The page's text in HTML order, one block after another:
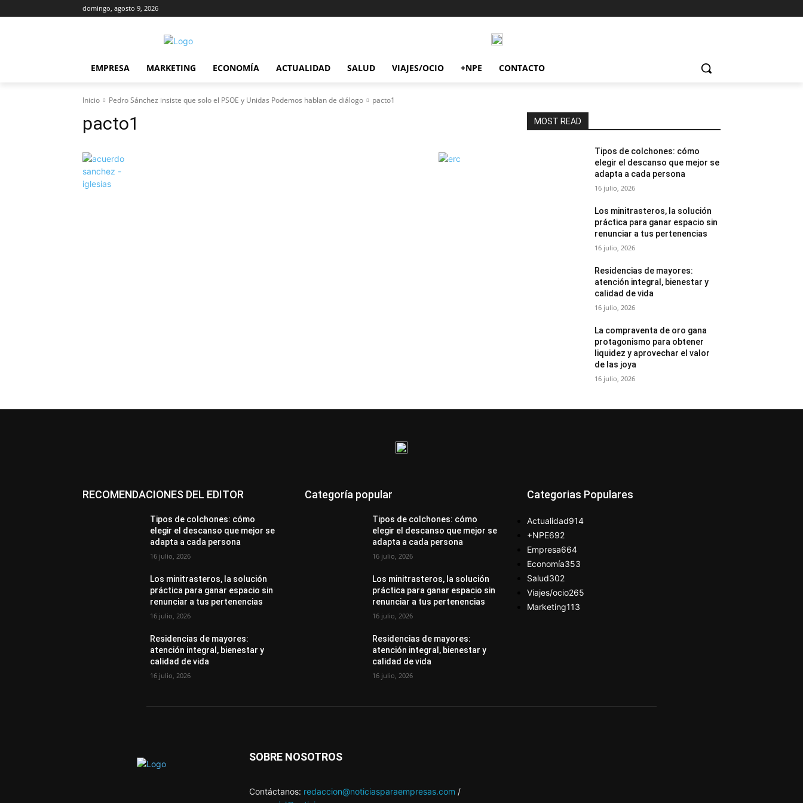
domingo, agosto 9, 2026
EMPRESA MARKETING ECONOMÍA ACTUALIDAD SALUD VIAJES/OCIO +NPE CONTACTO
Inicio Pedro Sánchez insiste que solo el PSOE y Unidas Podemos hablan de diálogo pacto1
pacto1 MOST READ
Tipos de colchones: cómo
elegir el descanso que mejor se
adapta a cada persona
16 julio, 2026
Los minitrasteros, la solución
práctica para ganar espacio sin
renunciar a tus pertenencias
16 julio, 2026
Residencias de mayores:
atención integral, bienestar y
calidad de vida
16 julio, 2026
La compraventa de oro gana
protagonismo para obtener
liquidez y aprovechar el valor
de las joya
16 julio, 2026
RECOMENDACIONES DEL EDITOR
Tipos de colchones: cómo
elegir el descanso que mejor se
adapta a cada persona
16 julio, 2026
Los minitrasteros, la solución
práctica para ganar espacio sin
renunciar a tus pertenencias
16 julio, 2026
Residencias de mayores:
atención integral, bienestar y
calidad de vida
16 julio, 2026
Categoría popular
Tipos de colchones: cómo
elegir el descanso que mejor se
adapta a cada persona
16 julio, 2026
Los minitrasteros, la solución
práctica para ganar espacio sin
renunciar a tus pertenencias
16 julio, 2026
Residencias de mayores:
atención integral, bienestar y
calidad de vida
16 julio, 2026
Categorias Populares
Actualidad914
+NPE692
Empresa664
Economía353
Salud302
Viajes/ocio265
Marketing113
SOBRE NOSOTROS
Contáctanos: redaccion@noticiasparaempresas.com /